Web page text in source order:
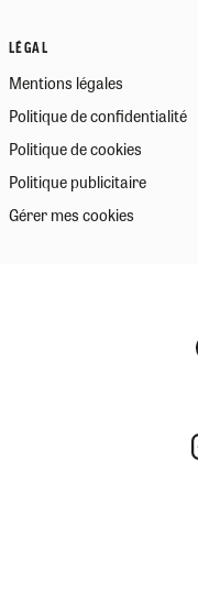
LÉGAL
Mentions légales
Politique de confidentialité
Politique de cookies
Politique publicitaire
Gérer mes cookies